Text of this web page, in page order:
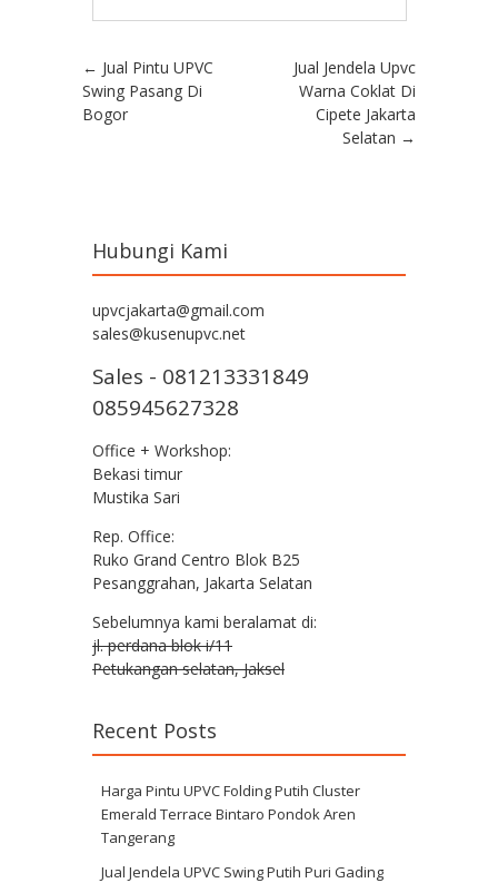
Post navigation
← Jual Pintu UPVC
Swing Pasang Di
Bogor
Jual Jendela Upvc
Warna Coklat Di
Cipete Jakarta
Selatan →
Hubungi Kami
upvcjakarta@gmail.com
sales@kusenupvc.net
Sales - 081213331849
085945627328
Office + Workshop:
Bekasi timur
Mustika Sari
Rep. Office:
Ruko Grand Centro Blok B25
Pesanggrahan, Jakarta Selatan
Sebelumnya kami beralamat di:
jl. perdana blok i/11
Petukangan selatan, Jaksel
Recent Posts
Harga Pintu UPVC Folding Putih Cluster
Emerald Terrace Bintaro Pondok Aren
Tangerang
Jual Jendela UPVC Swing Putih Puri Gading